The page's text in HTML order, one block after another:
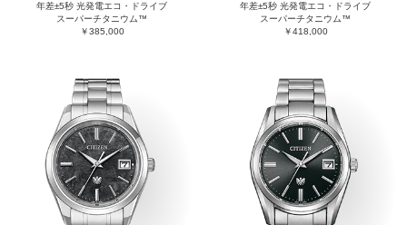
年差±5秒 光発電エコ・ドライブ
スーパーチタニウム™
￥385,000
年差±5秒 光発電エコ・ドライブ
スーパーチタニウム™
￥418,000